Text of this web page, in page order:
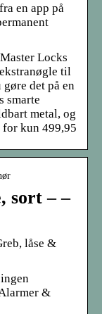
en app på
Locks
til
det på en
smarte
metal, og
kun 499,95
sort – –
låse &
&